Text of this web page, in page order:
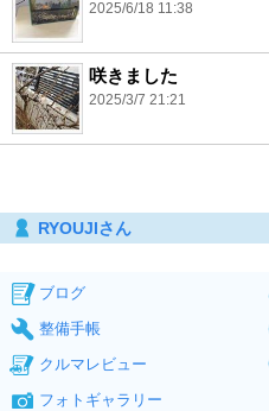
2025/6/18 11:38
咲きました
2025/3/7 21:21
RYOUJIさん
ブログ
整備手帳
クルマレビュー
フォトギャラリー